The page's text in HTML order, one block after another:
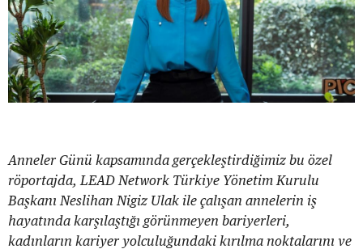
Anneler Günü kapsamında gerçekleştirdiğimiz bu özel
röportajda, LEAD Network Türkiye Yönetim Kurulu
Başkanı Neslihan Nigiz Ulak ile çalışan annelerin iş
hayatında karşılaştığı görünmeyen bariyerleri,
kadınların kariyer yolculuğundaki kırılma noktalarını ve